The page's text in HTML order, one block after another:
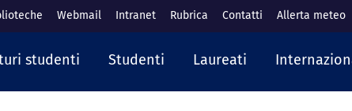
Webmail Intranet Rubrica Contatti Allerta meteo
principale
studenti Studenti Laureati